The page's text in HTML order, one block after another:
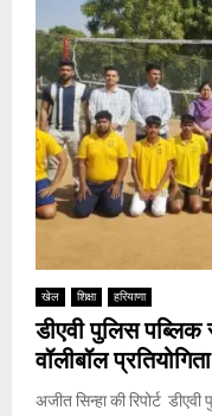
खेल शिक्षा हरियाणा
डीएवी पुलिस
वॉलीबॉल
अजीत सिन्हा की रिपोर्ट